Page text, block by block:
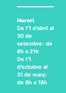
Horari
De l’1 d’abril al
30 de
setembre: de
8h a 21h
De l’1
d’octubre al
31 de març:
de 8h a 18h